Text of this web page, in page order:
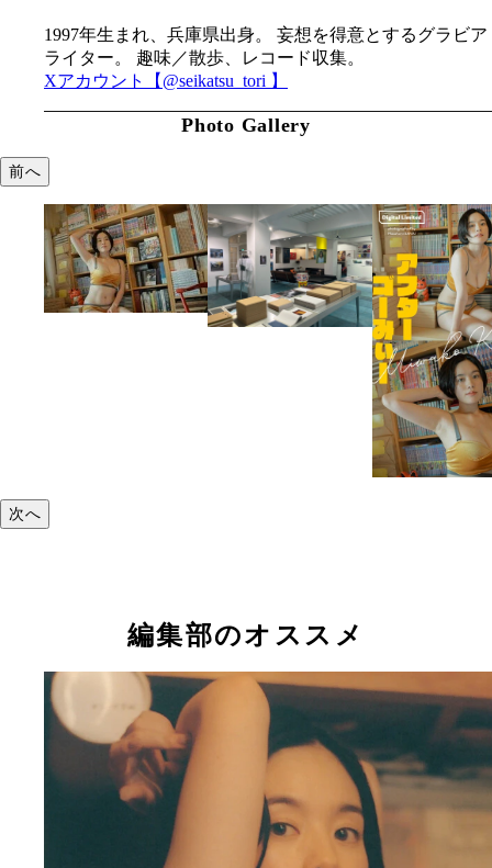
1997年生まれ、兵庫県出身。 妄想を得意とするグラビア
ライター。 趣味／散歩、レコード収集。
Xアカウント【@seikatsu_tori 】
Photo Gallery
前へ
次へ
編集部のオススメ